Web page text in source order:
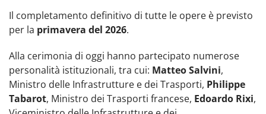
Il completamento definitivo di tutte le opere è previsto
per la primavera del 2026.
Alla cerimonia di oggi hanno partecipato numerose
personalità istituzionali, tra cui: Matteo Salvini,
Ministro delle Infrastrutture e dei Trasporti, Philippe
Tabarot, Ministro dei Trasporti francese, Edoardo Rixi,